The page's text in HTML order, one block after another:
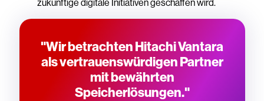
zukünftige digitale Initiativen geschaffen wird.
"Wir betrachten Hitachi Vantara
als vertrauenswürdigen Partner
mit bewährten
Speicherlösungen."